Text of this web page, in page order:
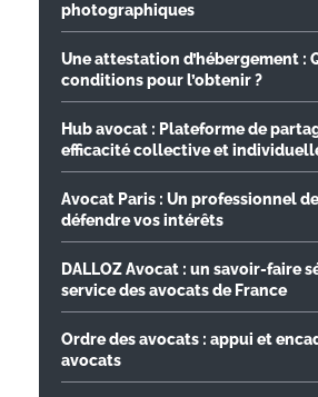
photographiques
Une attestation d’hébergement :
conditions pour l’obtenir ?
Hub avocat : Plateforme de
efficacité collective et
Avocat Paris : Un professionnel
défendre vos intérêts
DALLOZ Avocat : un savoir-faire
service des avocats de France
Ordre des avocats : appui et
avocats